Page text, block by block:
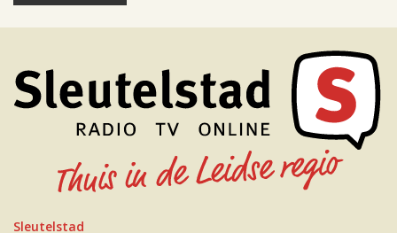
Sleutelstad